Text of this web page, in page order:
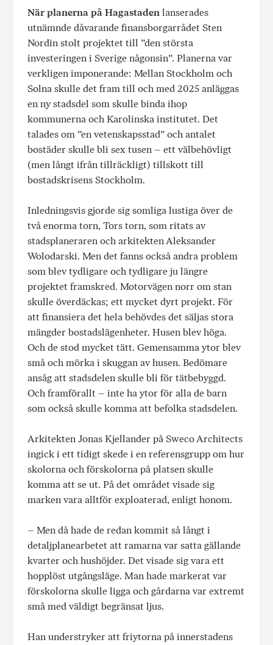
När planerna på Hagastaden lanserades
utnämnde dåvarande finansborgarrådet Sten
Nordin stolt projektet till ”den största
investeringen i Sverige någonsin”. Planerna var
verkligen imponerande: Mellan Stockholm och
Solna skulle det fram till och med 2025 anläggas
en ny stadsdel som skulle binda ihop
kommunerna och Karolinska institutet. Det
talades om ”en vetenskapsstad” och antalet
bostäder skulle bli sex tusen – ett välbehövligt
(men långt ifrån tillräckligt) tillskott till
bostadskrisens Stockholm.
Inledningsvis gjorde sig somliga lustiga över de
två enorma torn, Tors torn, som ritats av
stadsplaneraren och arkitekten Aleksander
Wolodarski. Men det fanns också andra problem
som blev tydligare och tydligare ju längre
projektet framskred. Motorvägen norr om stan
skulle överdäckas; ett mycket dyrt projekt. För
att finansiera det hela behövdes det säljas stora
mängder bostadslägenheter. Husen blev höga.
Och de stod mycket tätt. Gemensamma ytor blev
små och mörka i skuggan av husen. Bedömare
ansåg att stadsdelen skulle bli för tätbebyggd.
Och framförallt – inte ha ytor för alla de barn
som också skulle komma att befolka stadsdelen.
Arkitekten Jonas Kjellander på Sweco Architects
ingick i ett tidigt skede i en referensgrupp om hur
skolorna och förskolorna på platsen skulle
komma att se ut. På det området visade sig
marken vara alltför exploaterad, enligt honom.
– Men då hade de redan kommit så långt i
detaljplanearbetet att ramarna var satta gällande
kvarter och hushöjder. Det visade sig vara ett
hopplöst utgångsläge. Man hade markerat var
förskolorna skulle ligga och gårdarna var extremt
små med väldigt begränsat ljus.
Han understryker att friytorna på innerstadens